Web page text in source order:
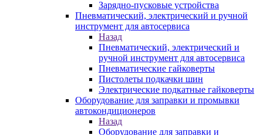
Зарядно-пусковые устройства
Пневматический, электрический и ручной
инструмент для автосервиса
Назад
Пневматический, электрический и
ручной инструмент для автосервиса
Пневматические гайковерты
Пистолеты подкачки шин
Электрические подкатные гайковерты
Оборудование для заправки и промывки
автокондиционеров
Назад
Оборудование для заправки и